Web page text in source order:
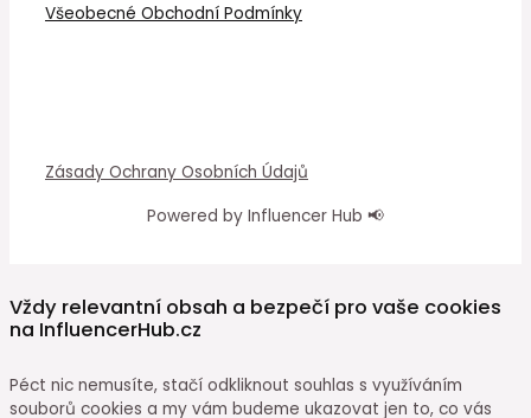
Všeobecné Obchodní Podmínky
Zásady Ochrany Osobních Údajů
Powered by Influencer Hub 📢
Vždy relevantní obsah a bezpečí pro vaše cookies
na InfluencerHub.cz
Péct nic nemusíte, stačí odkliknout souhlas s využíváním
souborů cookies a my vám budeme ukazovat jen to, co vás